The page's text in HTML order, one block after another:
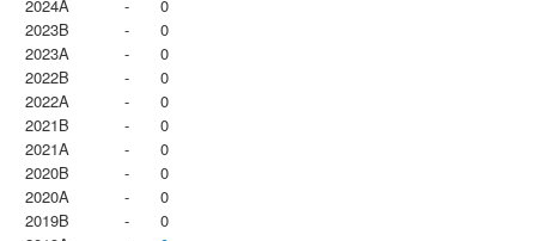
2024A
-
0
2023B
-
0
2023Α
-
0
2022B
-
0
2022A
-
0
2021B
-
0
2021A
-
0
2020B
-
0
2020A
-
0
2019B
-
0